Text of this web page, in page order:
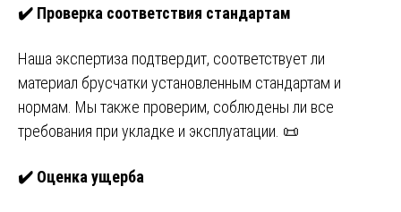
✔️ Проверка соответствия стандартам
Наша экспертиза подтвердит, соответствует ли
материал брусчатки установленным стандартам и
нормам. Мы также проверим, соблюдены ли все
требования при укладке и эксплуатации. 📜
✔️ Оценка ущерба